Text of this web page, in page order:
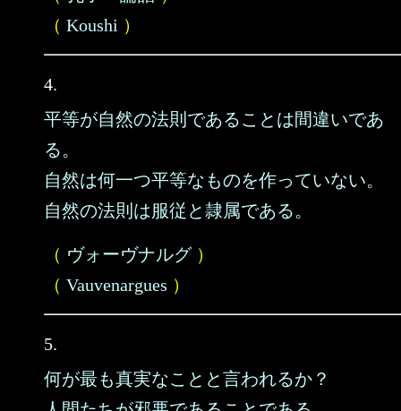
（ Koushi ）
4.
平等が自然の法則であることは間違いであ
る。
自然は何一つ平等なものを作っていない。
自然の法則は服従と隷属である。
（ ヴォーヴナルグ）
（ Vauvenargues ）
5.
何が最も真実なことと言われるか？